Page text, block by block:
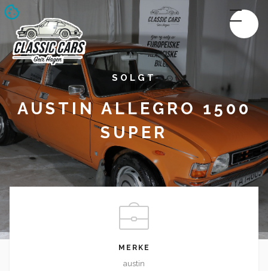
SOLGT
AUSTIN ALLEGRO 1500
SUPER
MERKE
austin